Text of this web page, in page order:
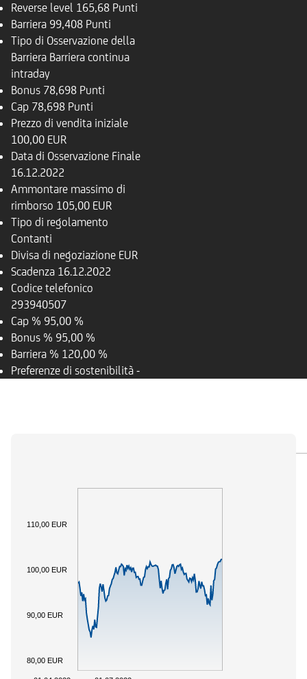
Reverse level 165,68 Punti
Barriera 99,408 Punti
Tipo di Osservazione della
Barriera Barriera continua
intraday
Bonus 78,698 Punti
Cap 78,698 Punti
Prezzo di vendita iniziale
100,00 EUR
Data di Osservazione Finale
16.12.2022
Ammontare massimo di
rimborso 105,00 EUR
Tipo di regolamento
Contanti
Divisa di negoziazione EUR
Scadenza 16.12.2022
Codice telefonico
293940507
Cap % 95,00 %
Bonus % 95,00 %
Barriera % 120,00 %
Preferenze di sostenibilità -
80,00 EUR
90,00 EUR
100,00 EUR
110,00 EUR